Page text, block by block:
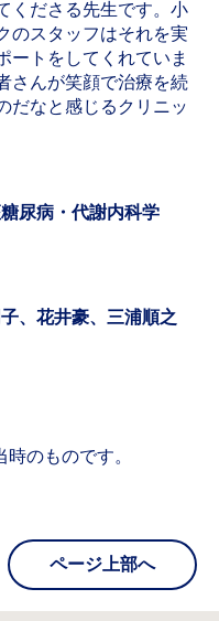
くださる先生です。小
のスタッフはそれを実
ートをしてくれていま
さんが笑顔で治療を続
だなと感じるクリニッ
尿病・代謝内科学
、花井豪、三浦順之
のものです。
ページ上部へ